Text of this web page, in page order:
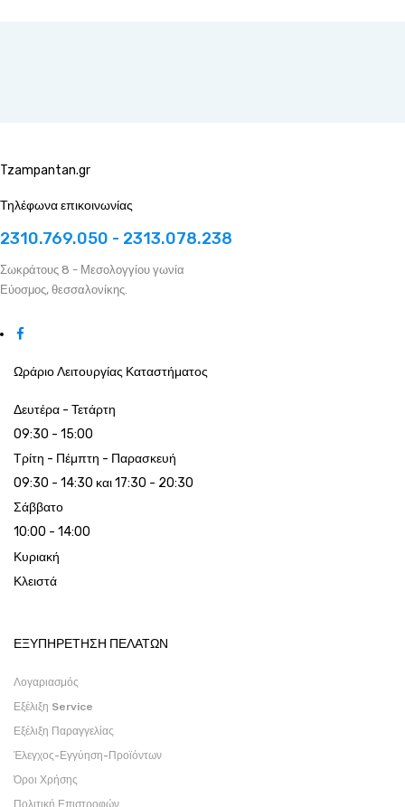
Tzampantan.gr
Τηλέφωνα επικοινωνίας
2310.769.050 - 2313.078.238
Σωκράτους 8 - Μεσολογγίου γωνία
Εύοσμος, θεσσαλονίκης.
Ωράριο Λειτουργίας Καταστήματος
Δευτέρα - Τετάρτη
09:30 - 15:00
Τρίτη - Πέμπτη - Παρασκευή
09:30 - 14:30 και 17:30 - 20:30
Σάββατο
10:00 - 14:00
Κυριακή
Κλειστά
ΕΞΥΠΗΡΕΤΗΣΗ ΠΕΛΑΤΩΝ
Λογαριασμός
Εξέλιξη Service
Εξέλιξη Παραγγελίας
Έλεγχος-Εγγύηση-Προϊόντων
Όροι Χρήσης
Πολιτική Επιστροφών